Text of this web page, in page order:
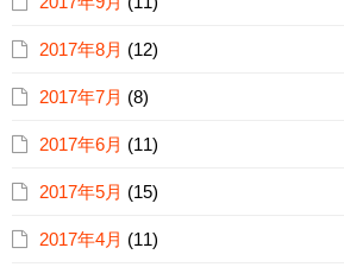
2017年8月 (12)
2017年7月 (8)
2017年6月 (11)
2017年5月 (15)
2017年4月 (11)